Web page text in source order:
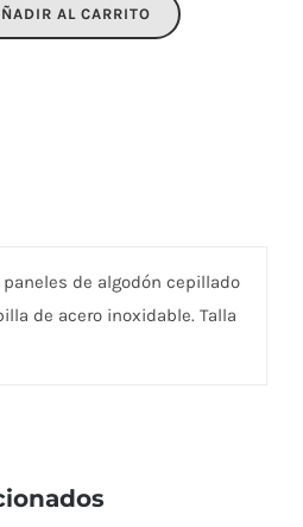
AL CARRITO
de algodón cepillado
de acero inoxidable. Talla